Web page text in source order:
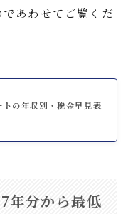
あわせてご覧くだ
の年収別・税金早見表
年分から最低